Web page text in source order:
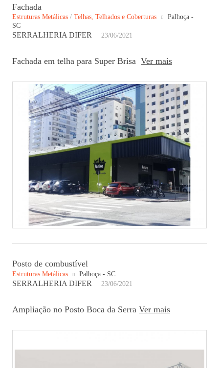
Fachada
Estruturas Metálicas / Telhas, Telhados e Coberturas
Palhoça -
SC
SERRALHERIA DIFER 23/06/2021
Fachada em telha para Super Brisa Ver mais
Posto de combustível
Estruturas Metálicas Palhoça - SC
SERRALHERIA DIFER 23/06/2021
Ampliação no Posto Boca da Serra Ver mais